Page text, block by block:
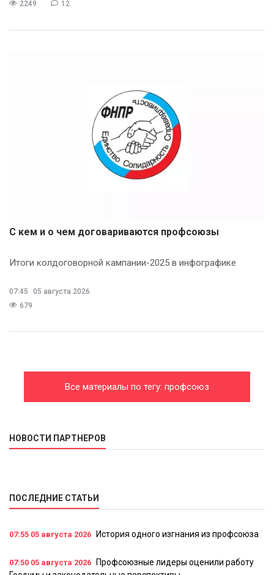
2249 12
С кем и о чем договариваются профсоюзы
Итоги колдоговорной кампании-2025 в инфографике
07:45
05 августа 2026
679
Все материалы по тегу: профсоюз
НОВОСТИ ПАРТНЕРОВ
ПОСЛЕДНИЕ СТАТЬИ
07:55 05 августа 2026 История одного изгнания из профсоюза
07:50 05 августа 2026
Профсоюзные лидеры оценили работу